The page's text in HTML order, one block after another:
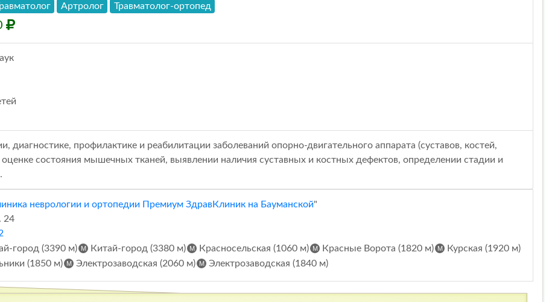
Артролог Травматолог-ортопед
диагностике, профилактике и реабилитации заболеваний опорно-двигательного аппарата (суставов, костей,
состояния мышечных тканей, выявлении наличия суставных и костных дефектов, определении стадии и
неврологии и ортопедии Премиум ЗдравКлиник на Бауманской"
24
город (3390 м) Китай-город (3380 м) Красносельская (1060 м) Красные Ворота (1820 м)
Курская (1920 м)
(1850 м) Электрозаводская (2060 м) Электрозаводская (1840 м)